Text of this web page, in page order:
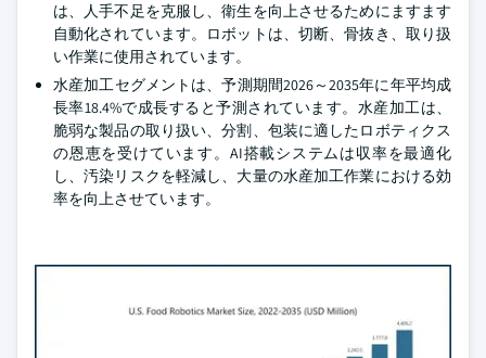
は、人手不足を克服し、衛生を向上させるためにますます
自動化されています。ロボットは、切断、骨抜き、取り扱
い作業に使用されています。
水産加工セグメントは、予測期間2026～2035年に年平均成
長率18.4%で成長すると予測されています。水産加工は、
脆弱な製品の取り扱い、分割、包装に適したロボティクス
の恩恵を受けています。AI搭載システムは収率を最適化
し、汚染リスクを軽減し、大量の水産加工作業における効
率を向上させています。